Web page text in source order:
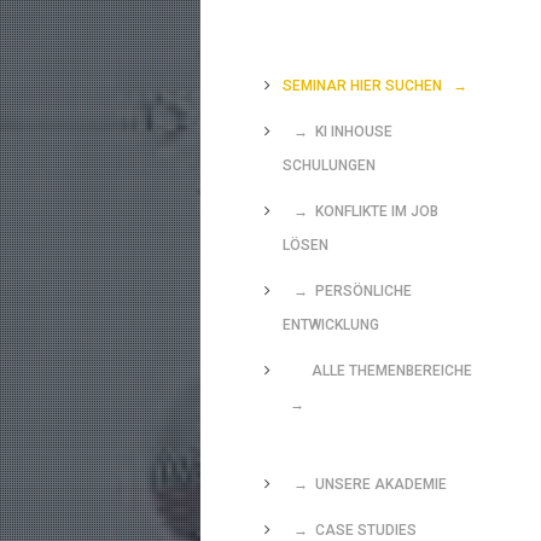
SEMINAR HIER SUCHEN →
→ KI INHOUSE
SCHULUNGEN
→ KONFLIKTE IM JOB
LÖSEN
→ PERSÖNLICHE
ENTWICKLUNG
ALLE THEMENBEREICHE
→
→ UNSERE AKADEMIE
→ CASE STUDIES